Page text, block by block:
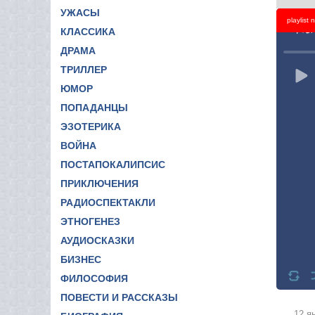
УЖАСЫ
КЛАССИКА
ДРАМА
ТРИЛЛЕР
ЮМОР
ПОПАДАНЦЫ
ЭЗОТЕРИКА
ВОЙНА
ПОСТАПОКАЛИПСИС
ПРИКЛЮЧЕНИЯ
РАДИОСПЕКТАКЛИ
ЭТНОГЕНЕЗ
АУДИОСКАЗКИ
БИЗНЕС
ФИЛОСОФИЯ
ПОВЕСТИ И РАССКАЗЫ
playlist